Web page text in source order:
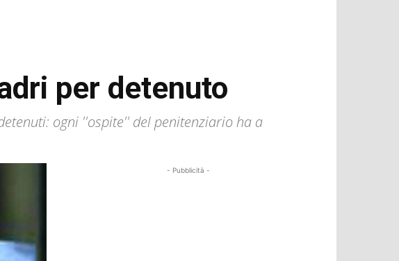
per detenuto
ogni ''ospite'' del penitenziario ha a
- Pubblicità -